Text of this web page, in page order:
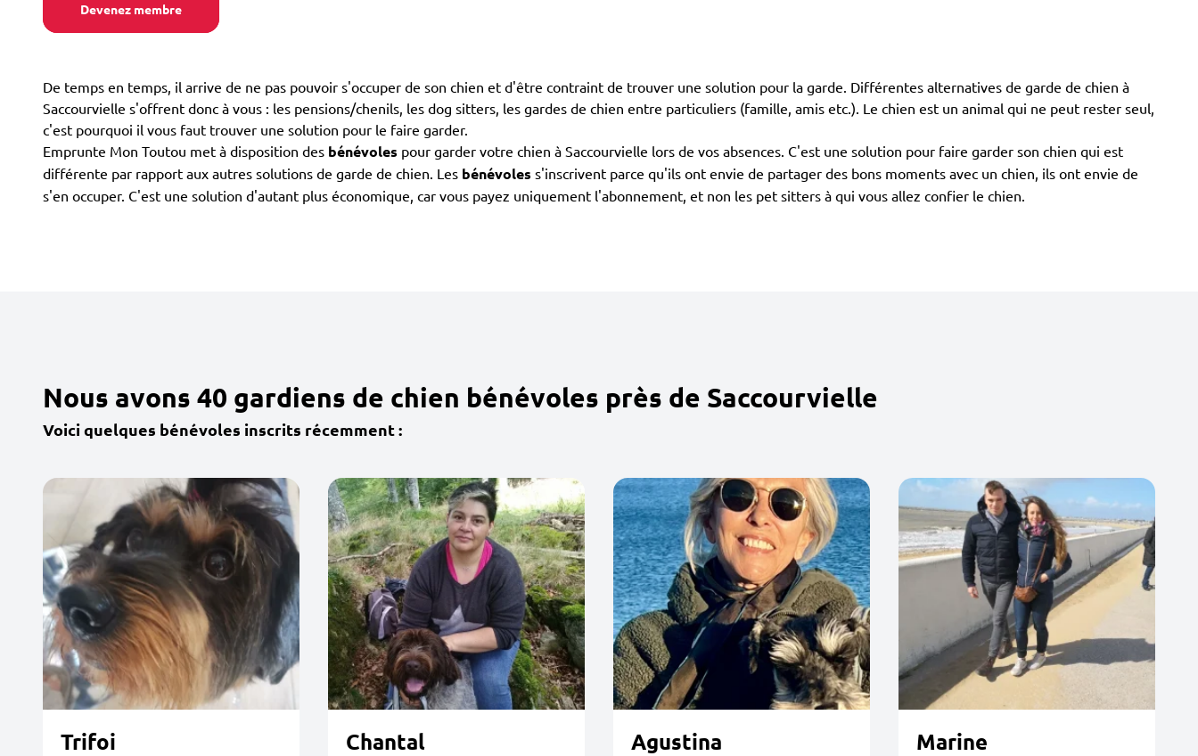
Devenez membre
De temps en temps, il arrive de ne pas pouvoir s'occuper de son chien et d'être contraint de trouver une solution pour la garde. Différentes alternatives de garde de chien à
Saccourvielle s'offrent donc à vous : les pensions/chenils, les dog sitters, les gardes de chien entre particuliers (famille, amis etc.). Le chien est un animal qui ne peut rester seul,
c'est pourquoi il vous faut trouver une solution pour le faire garder.
Emprunte Mon Toutou met à disposition des bénévoles pour garder votre chien à Saccourvielle lors de vos absences. C'est une solution pour faire garder son chien qui est
différente par rapport aux autres solutions de garde de chien. Les bénévoles s'inscrivent parce qu'ils ont envie de partager des bons moments avec un chien, ils ont envie de
s'en occuper. C'est une solution d'autant plus économique, car vous payez uniquement l'abonnement, et non les pet sitters à qui vous allez confier le chien.
Nous avons 40 gardiens de chien bénévoles près de Saccourvielle
Voici quelques bénévoles inscrits récemment :
Trifoi Chantal Agustina Marine